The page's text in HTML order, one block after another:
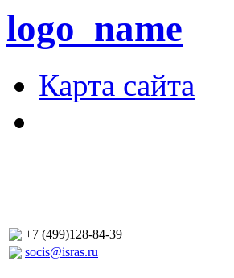
logo_name
Карта сайта
+7 (499)128-84-39
socis@isras.ru